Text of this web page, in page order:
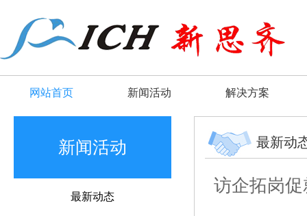
网站首页 新闻活动 解决方案
新闻活动
最新动态
最新动
访企拓岗